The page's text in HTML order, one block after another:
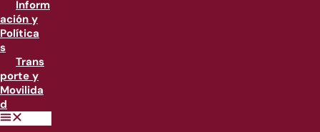
Inform
ación y
Política
s
Trans
porte y
Movilida
d